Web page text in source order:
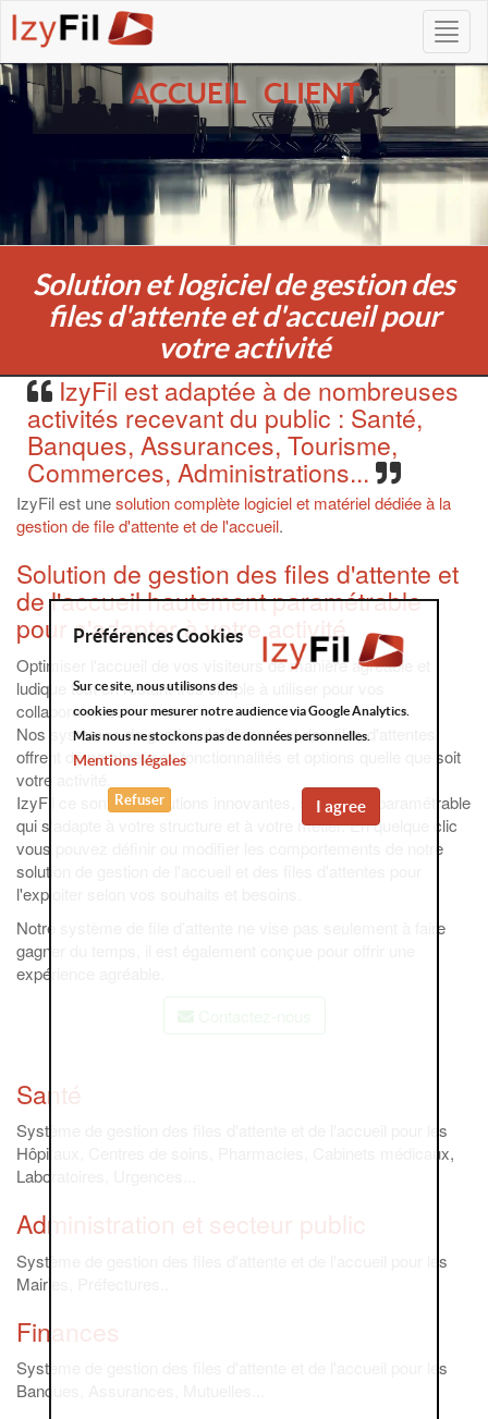
ACCUEIL CLIENT
Solution et logiciel de gestion des
files d'attente et d'accueil pour
votre activité
IzyFil est adaptée à de nombreuses
activités recevant du public : Santé,
Banques, Assurances, Tourisme,
Commerces, Administrations...
IzyFil est unesolution complète logiciel et matériel dédiée à la
gestion de file d'attente et de l'accueil.
Solution de gestion des files d'attente et
de l'accueil hautement paramétrable
pour s'adapter à votre activité
Optimiser l'accueil de vos visiteurs de manière agréable et
ludique tout en restant très simple à utiliser pour vos
collaborateurs.
Nos systèmes de gestion de l'accueil et des files d'attentes
offrent de nombreuses fonctionnalités et options quelle que soit
votre activité.
IzyFil ce sont des solutions innovantes, souples et paramétrable
qui s'adapte à votre structure et à votre métier. En quelque clic
vous pouvez définir ou modifier les comportements de notre
solution de gestion de l'accueil et des files d'attentes pour
l'exploiter selon vos souhaits et besoins.
Notre système de file d’attente ne vise pas seulement à faire
gagner du temps, il est également conçue pour offrir une
expérience agréable.
Santé
Système de gestion des files d'attente et de l'accueil pour les
Hôpitaux, Centres de soins, Pharmacies, Cabinets médicaux,
Laboratoires, Urgences...
Administration et secteur public
Système de gestion des files d'attente et de l'accueil pour les
Mairies, Préfectures..
Finances
Système de gestion des files d'attente et de l'accueil pour les
Banques, Assurances, Mutuelles...
Préférences Cookies
Sur ce site, nous utilisons des
cookies pour mesurer notre audience via Google Analytics.
Mais nous ne stockons pas de données personnelles.
Mentions légales
I agree
Refuser